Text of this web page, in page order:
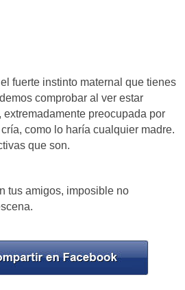
fuerte instinto maternal que tienes
comprobar al ver estar
preocupada por
como lo haría cualquier madre.
que son.
tus amigos, imposible no